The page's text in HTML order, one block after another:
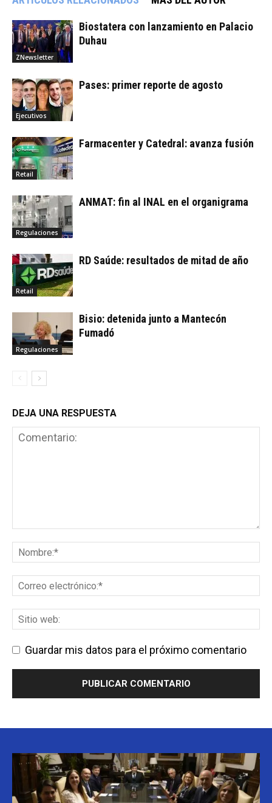
ZNewsletter
Biostatera con lanzamiento en Palacio
Duhau
Ejecutivos
Pases: primer reporte de agosto
Retail
Farmacenter y Catedral: avanza fusión
Regulaciones
ANMAT: fin al INAL en el organigrama
Retail
RD Saúde: resultados de mitad de año
Regulaciones
Bisio: detenida junto a Mantecón
Fumadó
DEJA UNA RESPUESTA
Guardar mis datos para el próximo comentario